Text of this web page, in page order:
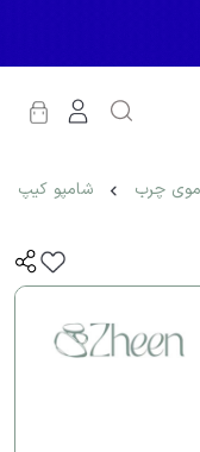
چرب
شامپو کیپ